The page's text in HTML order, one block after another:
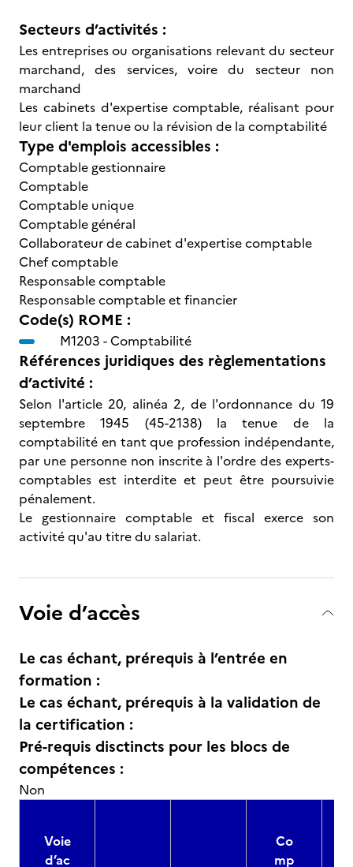
Secteurs d’activités :
Les entreprises ou organisations relevant du secteur
marchand, des services, voire du secteur non
marchand
Les cabinets d'expertise comptable, réalisant pour
leur client la tenue ou la révision de la comptabilité
Type d'emplois accessibles :
Comptable gestionnaire
Comptable
Comptable unique
Comptable général
Collaborateur de cabinet d'expertise comptable
Chef comptable
Responsable comptable
Responsable comptable et financier
Code(s) ROME :
M1203 -Comptabilité
Références juridiques des règlementations
d’activité :
Selon l'article 20, alinéa 2, de l'ordonnance du 19
septembre 1945 (45-2138) la tenue de la
comptabilité en tant que profession indépendante,
par une personne non inscrite à l'ordre des experts-
comptables est interdite et peut être poursuivie
pénalement.
Le gestionnaire comptable et fiscal exerce son
activité qu'au titre du salariat.
Voie d’accès
Le cas échant, prérequis à l’entrée en
formation :
Le cas échant, prérequis à la validation de
la certification :
Pré-requis disctincts pour les blocs de
compétences :
Non
Voie
d’ac
Co
mp